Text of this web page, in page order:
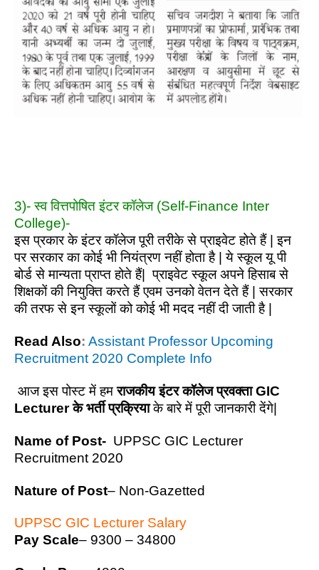
3)- स्व वित्तपोषित इंटर कॉलेज (Self-Finance Inter
College)-
इस प्रकार के इंटर कॉलेज पूरी तरीके से प्राइवेट होते हैं | इन
पर सरकार का कोई भी नियंत्रण नहीं होता है | ये स्कूल यू पी
बोर्ड से मान्यता प्राप्त होते हैं| प्राइवेट स्कूल अपने हिसाब से
शिक्षकों की नियुक्ति करते हैं एवम उनको वेतन देते हैं | सरकार
की तरफ से इन स्कूलों को कोई भी मदद नहीं दी जाती है |
Read Also: Assistant Professor Upcoming
Recruitment 2020 Complete Info
आज इस पोस्ट में हमराजकीय इंटर कॉलेज प्रवक्ता GIC
Lecturer के भर्ती प्रक्रियाके बारे में पूरी जानकारी देंगे|
Name of Post- UPPSC GIC Lecturer
Recruitment 2020
Nature of Post– Non-Gazetted
UPPSC GIC Lecturer Salary
Pay Scale– 9300 – 34800